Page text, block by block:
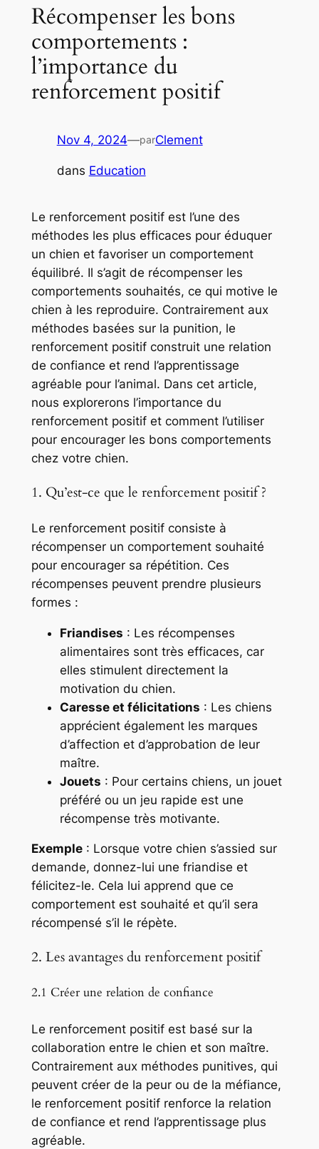
Récompenser les bons
comportements :
l’importance du
renforcement positif
Nov 4, 2024—parClement
dans Education
Le renforcement positif est l’une des
méthodes les plus efficaces pour éduquer
un chien et favoriser un comportement
équilibré. Il s’agit de récompenser les
comportements souhaités, ce qui motive le
chien à les reproduire. Contrairement aux
méthodes basées sur la punition, le
renforcement positif construit une relation
de confiance et rend l’apprentissage
agréable pour l’animal. Dans cet article,
nous explorerons l’importance du
renforcement positif et comment l’utiliser
pour encourager les bons comportements
chez votre chien.
1. Qu’est-ce que le renforcement positif ?
Le renforcement positif consiste à
récompenser un comportement souhaité
pour encourager sa répétition. Ces
récompenses peuvent prendre plusieurs
formes :
Friandises : Les récompenses
alimentaires sont très efficaces, car
elles stimulent directement la
motivation du chien.
Caresse et félicitations : Les chiens
apprécient également les marques
d’affection et d’approbation de leur
maître.
Jouets : Pour certains chiens, un jouet
préféré ou un jeu rapide est une
récompense très motivante.
Exemple: Lorsque votre chien s’assied sur
demande, donnez-lui une friandise et
félicitez-le. Cela lui apprend que ce
comportement est souhaité et qu’il sera
récompensé s’il le répète.
2. Les avantages du renforcement positif
2.1 Créer une relation de confiance
Le renforcement positif est basé sur la
collaboration entre le chien et son maître.
Contrairement aux méthodes punitives, qui
peuvent créer de la peur ou de la méfiance,
le renforcement positif renforce la relation
de confiance et rend l’apprentissage plus
agréable.